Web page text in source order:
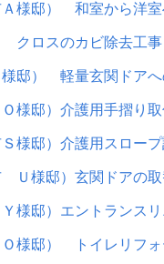
Ａ様邸） 和室から洋
クロスのカビ除去工事
様邸） 軽量玄関ドアへ
様邸）介護用手摺り取
Ｓ様邸）介護用スロー
Ｕ様邸）玄関ドアの取
様邸）エントランス
様邸） トイレリフォ